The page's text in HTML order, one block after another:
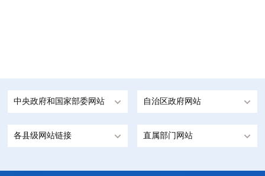
中央政府和国家部委网站 自治区政府网站
各县级网站链接 直属部门网站